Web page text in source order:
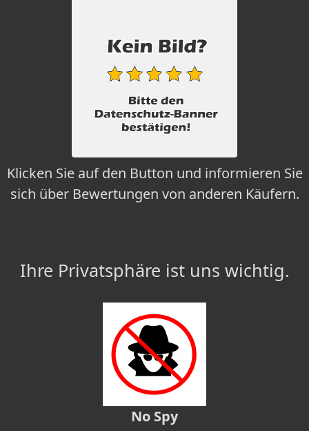
Klicken Sie auf den Button und informieren Sie
sich über Bewertungen von anderen Käufern.
Ihre Privatsphäre ist uns wichtig.
No Spy